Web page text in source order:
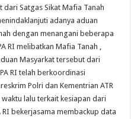
Satgas Sikat Mafia Tanah
adanya aduan
dengan menangani beberapa
RI melibatkan Mafia Tanah ,
Masyarkat tersebut dari
RI telah berkoordinasi
Polri dan Kementrian ATR
lalu terkait kesiapan dari
RI bekerjasama membackup data